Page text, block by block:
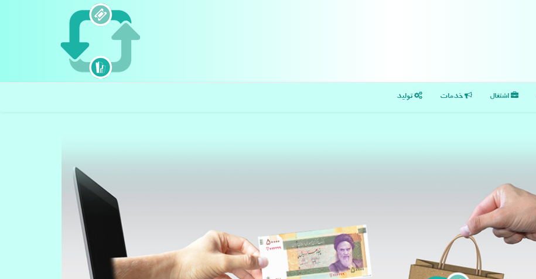
اشتغال خدمات تولید